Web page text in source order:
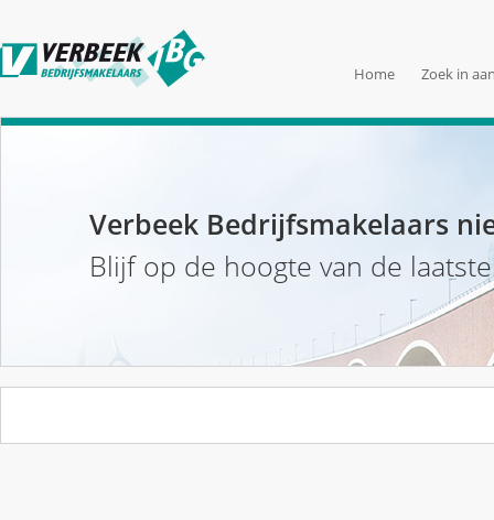
Home Zoek in
Verbeek Bedrijfsmakelaars
Blijf op de hoogte van de